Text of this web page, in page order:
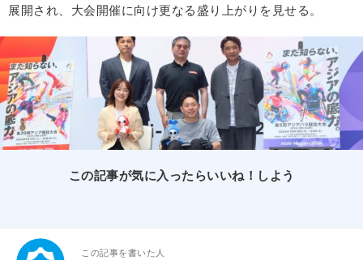
展開され、大会開催に向け更なる盛り上がりを見せる。
この記事が気に入ったらいいね！しよう
この記事を書いた人